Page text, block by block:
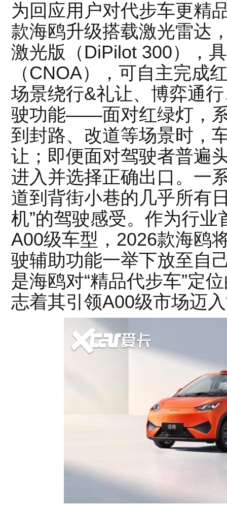
为回应用户对代步车更精
款海鸥升级搭载激光雷达
激光版（DiPilot 300），
（CNOA），可自主完成
场景绕行&礼让、博弈通
驶功能——面对红绿灯，
到封路、改道等场景时，
让；即便面对驾驶者普遍
进入并选择正确出口。一
道到背街小巷的几乎所有
机”的驾驶感受。作为行
A00级车型，2026款海鸥
驶辅助功能一举下放至自
是海鸥对“精品代步车”定
志着其引领A00级市场迈